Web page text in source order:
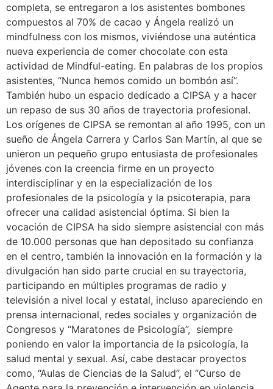
completa, se entregaron a los asistentes bombones
compuestos al 70% de cacao y Ángela realizó un
mindfulness con los mismos, viviéndose una auténtica
nueva experiencia de comer chocolate con esta
actividad de Mindful-eating. En palabras de los propios
asistentes, “Nunca hemos comido un bombón así”.
También hubo un espacio dedicado a CIPSA y a hacer
un repaso de sus 30 años de trayectoria profesional.
Los orígenes de CIPSA se remontan al año 1995, con un
sueño de Ángela Carrera y Carlos San Martín, al que se
unieron un pequeño grupo entusiasta de profesionales
jóvenes con la creencia firme en un proyecto
interdisciplinar y en la especialización de los
profesionales de la psicología y la psicoterapia, para
ofrecer una calidad asistencial óptima. Si bien la
vocación de CIPSA ha sido siempre asistencial con más
de 10.000 personas que han depositado su confianza
en el centro, también la innovación en la formación y la
divulgación han sido parte crucial en su trayectoria,
participando en múltiples programas de radio y
televisión a nivel local y estatal, incluso apareciendo en
prensa internacional, redes sociales y organización de
Congresos y “Maratones de Psicología”, siempre
poniendo en valor la importancia de la psicología, la
salud mental y sexual. Así, cabe destacar proyectos
como, “Aulas de Ciencias de la Salud”, el “Curso de